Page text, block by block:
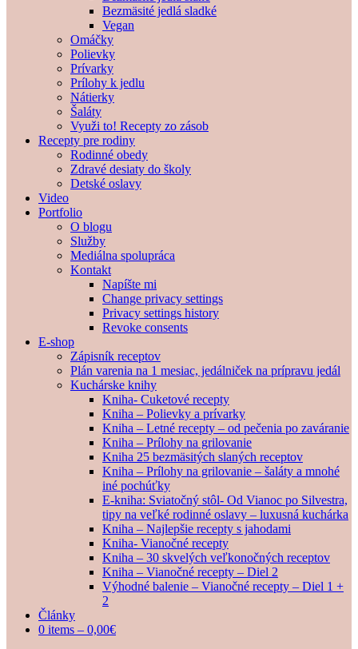
Bezmäsité jedlá sladké
Vegan
Omáčky
Polievky
Prívarky
Prílohy k jedlu
Nátierky
Šaláty
Využi to! Recepty zo zásob
Recepty pre rodiny
Rodinné obedy
Zdravé desiaty do školy
Detské oslavy
Video
Portfolio
O blogu
Služby
Mediálna spolupráca
Kontakt
Napíšte mi
Change privacy settings
Privacy settings history
Revoke consents
E-shop
Zápisník receptov
Plán varenia na 1 mesiac, jedálniček na prípravu jedál
Kuchárske knihy
Kniha- Cuketové recepty
Kniha – Polievky a prívarky
Kniha – Letné recepty – od pečenia po zaváranie
Kniha – Prílohy na grilovanie
Kniha 25 bezmäsitých slaných receptov
Kniha – Prílohy na grilovanie – šaláty a mnohé
iné pochúťky
E-kniha: Sviatočný stôl- Od Vianoc po Silvestra,
tipy na veľké rodinné oslavy – luxusná kuchárka
Kniha – Najlepšie recepty s jahodami
Kniha- Vianočné recepty
Kniha – 30 skvelých veľkonočných receptov
Kniha – Vianočné recepty – Diel 2
Výhodné balenie – Vianočné recepty – Diel 1 +
2
Články
0 items – 0,00€